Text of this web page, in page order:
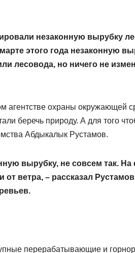
незаконную вырубку
этого года незаконную
лесовода, но ничего не
агентстве охраны окружающей
беречь природу. А для того
Абдыкалык Рустамов.
вырубку, не совсем так.
от ветра, – рассказал
перерабатывающие и